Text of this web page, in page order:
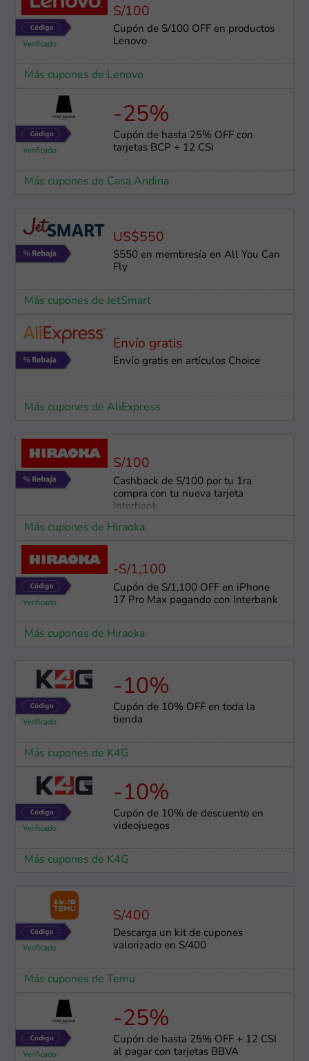
S/100
Cupón de S/100 OFF en productos
Lenovo
Más cupones de Lenovo
-25%
Cupón de hasta 25% OFF con
tarjetas BCP + 12 CSI
Más cupones de Casa Andina
US$550
$550 en membresía en All You Can
Fly
Más cupones de JetSmart
Envío gratis
Envío gratis en artículos Choice
Más cupones de AliExpress
S/100
Cashback de S/100 por tu 1ra
compra con tu nueva tarjeta
Interbank
Más cupones de Hiraoka
-S/1,100
Cupón de S/1,100 OFF en iPhone
17 Pro Max pagando con Interbank
Más cupones de Hiraoka
-10%
Cupón de 10% OFF en toda la
tienda
Más cupones de K4G
-10%
Cupón de 10% de descuento en
videojuegos
Más cupones de K4G
S/400
Descarga un kit de cupones
valorizado en S/400
Más cupones de Temu
-25%
Cupón de hasta 25% OFF + 12 CSI
al pagar con tarjetas BBVA